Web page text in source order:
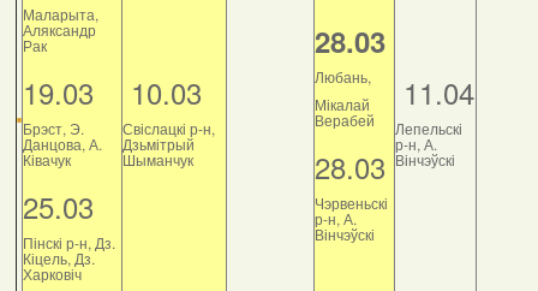
Маларыта,
Аляксандр
Рак
19.03
Брэст, Э.
Данцова, А.
Ківачук
25.03
Пінскі р-н, Дз.
Кіцель, Дз.
Харковіч
10.03
Свіслацкі р-н,
Дзьмітрый
Шыманчук
28.03
Любань,
Мікалай
Верабей
28.03
Чэрвеньскі
р-н, А.
Вінчэўскі
11.04
Лепельскі
р-н, А.
Вінчэўскі